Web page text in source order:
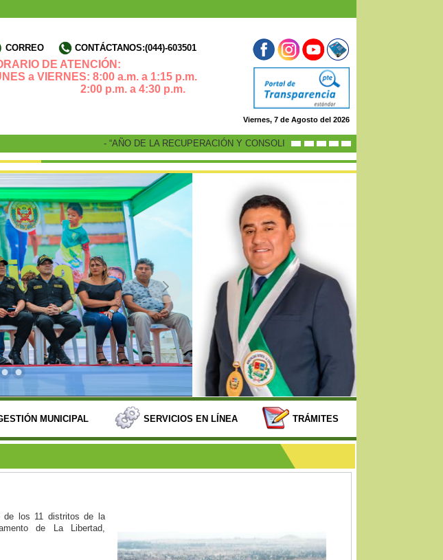
CORREO CONTÁCTANOS:(044)-603501
DE ATENCIÓN:
a VIERNES: 8:00 a.m. a 1:15 p.m.
p.m. a 4:30 p.m.
Viernes, 7 de Agosto del 2026
- “AÑO DE LA RECUPERACIÓN Y CONSOLIDACIÓN DE LA ECONOMÍA PERUANA”
MUNICIPAL SERVICIOS EN LÍNEA TRÁMITES
de los 11 distritos de la
de La Libertad,